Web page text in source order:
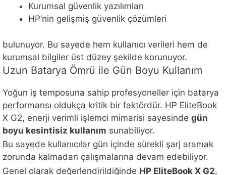
Kurumsal güvenlik yazılımları
HP’nin gelişmiş güvenlik çözümleri
bulunuyor. Bu sayede hem kullanıcı verileri hem de
kurumsal bilgiler üst düzey şekilde korunuyor.
Uzun Batarya Ömrü ile Gün Boyu Kullanım
Yoğun iş temposuna sahip profesyoneller için batarya
performansı oldukça kritik bir faktördür. HP EliteBook
X G2, enerji verimli işlemci mimarisi sayesinde gün
boyu kesintisiz kullanım sunabiliyor.
Bu sayede kullanıcılar gün içinde sürekli şarj aramak
zorunda kalmadan çalışmalarına devam edebiliyor.
Genel olarak değerlendirildiğinde HP EliteBook X G2,